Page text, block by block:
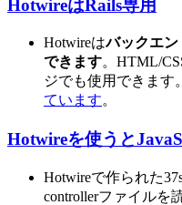
HotwireはRails専用
Hotwireはバックエン
できます。HTML/
ジでも使用できます
ています。
Hotwireを使うと
Hotwireで作られた
controllerファイルを